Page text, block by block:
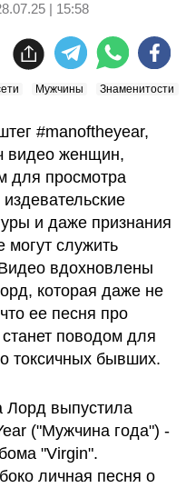
| 15:58
Мужчины Знаменитости
#manoftheyear,
видео женщин,
для просмотра
и даже признания
могут служить
вдохновлены
которая даже не
ее песня про
поводом для
токсичных бывших.
Лорд выпустила
("Мужчина года") -
"Virgin".
личная песня о